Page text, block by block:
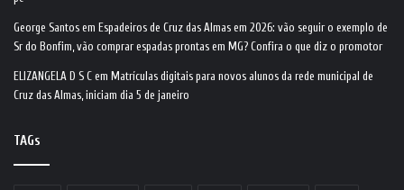
George Santos em Espadeiros de Cruz das Almas em 2026: vão seguir o exemplo de
Sr do Bonfim, vão comprar espadas prontas em MG? Confira o que diz o promotor
ELIZANGELA D S C em Matrículas digitais para novos alunos da rede municipal de
Cruz das Almas, iniciam dia 5 de janeiro
TAGs